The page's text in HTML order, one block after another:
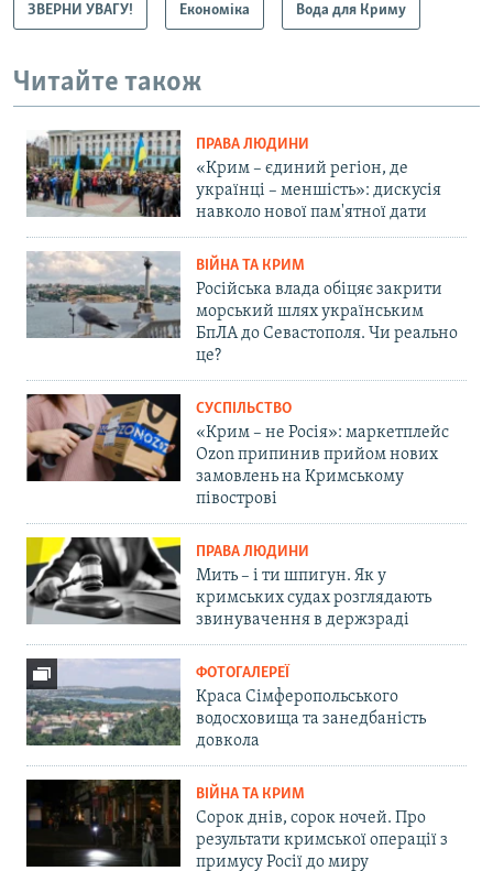
ЗВЕРНИ УВАГУ! Економіка Вода для Криму
Читайте також
ПРАВА ЛЮДИНИ
«Крим – єдиний регіон, де
українці – меншість»: дискусія
навколо нової пам'ятної дати
ВІЙНА ТА КРИМ
Російська влада обіцяє закрити
морський шлях українським
БпЛА до Севастополя. Чи реально
це?
СУСПІЛЬСТВО
«Крим – не Росія»: маркетплейс
Ozon припинив прийом нових
замовлень на Кримському
півострові
ПРАВА ЛЮДИНИ
Мить – і ти шпигун. Як у
кримських судах розглядають
звинувачення в держзраді
ФОТОГАЛЕРЕЇ
Краса Сімферопольського
водосховища та занедбаність
довкола
ВІЙНА ТА КРИМ
Сорок днів, сорок ночей. Про
результати кримської операції з
примусу Росії до миру